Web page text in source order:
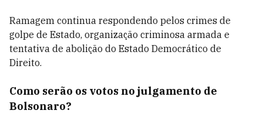
Ramagem continua respondendo pelos crimes de
golpe de Estado, organização criminosa armada e
tentativa de abolição do Estado Democrático de
Direito.
Como serão os votos no julgamento de
Bolsonaro?